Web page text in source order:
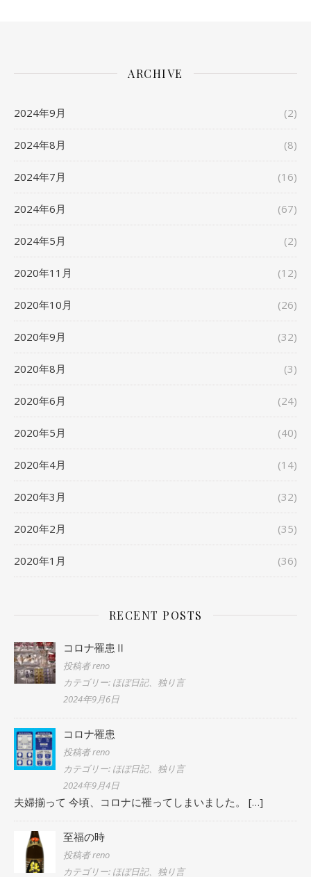
ARCHIVE
2024年9月 (2)
2024年8月 (8)
2024年7月 (16)
2024年6月 (67)
2024年5月 (2)
2020年11月 (12)
2020年10月 (26)
2020年9月 (32)
2020年8月 (3)
2020年6月 (24)
2020年5月 (40)
2020年4月 (14)
2020年3月 (32)
2020年2月 (35)
2020年1月 (36)
RECENT POSTS
コロナ罹患Ⅱ
投稿者 reno
カテゴリー: ほぼ日記、独り言
2024年9月6日
コロナ罹患
投稿者 reno
カテゴリー: ほぼ日記、独り言
2024年9月4日
夫婦揃って 今頃、コロナに罹ってしまいました。 […]
至福の時
投稿者 reno
カテゴリー: ほぼ日記、独り言